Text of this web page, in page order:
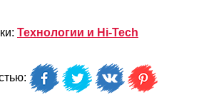
Технологии и Hi-Tech